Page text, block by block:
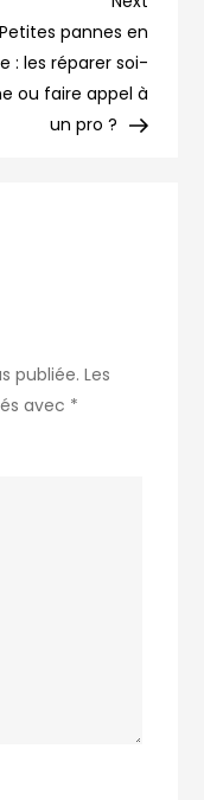
Post
Petites pannes en
: les réparer soi-
ou faire appel à
un pro ?
publiée. Les
avec *